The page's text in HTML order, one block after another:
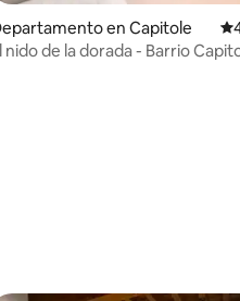
4.97 de 5; 72
en Capitole
nido de la dorada - Barrio